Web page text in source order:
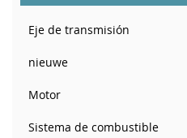
Eje de transmisión
nieuwe
Motor
Sistema de combustible